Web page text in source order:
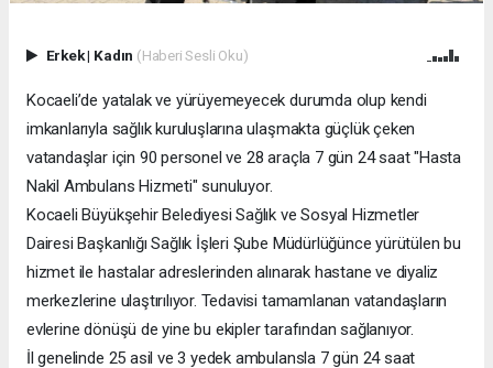
Erkek| Kadın (Haberi Sesli Oku)
Kocaeli’de yatalak ve yürüyemeyecek durumda olup kendi
imkanlarıyla sağlık kuruluşlarına ulaşmakta güçlük çeken
vatandaşlar için 90 personel ve 28 araçla 7 gün 24 saat "Hasta
Nakil Ambulans Hizmeti" sunuluyor.
Kocaeli Büyükşehir Belediyesi Sağlık ve Sosyal Hizmetler
Dairesi Başkanlığı Sağlık İşleri Şube Müdürlüğünce yürütülen bu
hizmet ile hastalar adreslerinden alınarak hastane ve diyaliz
merkezlerine ulaştırılıyor. Tedavisi tamamlanan vatandaşların
evlerine dönüşü de yine bu ekipler tarafından sağlanıyor.
İl genelinde 25 asil ve 3 yedek ambulansla 7 gün 24 saat